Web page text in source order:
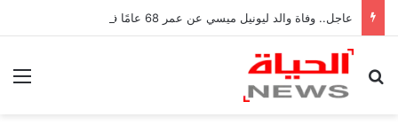
عاجل.. وفاة والد ليونيل ميسي عن عمر 68 عامًا في الأرجنتين
بحث عن